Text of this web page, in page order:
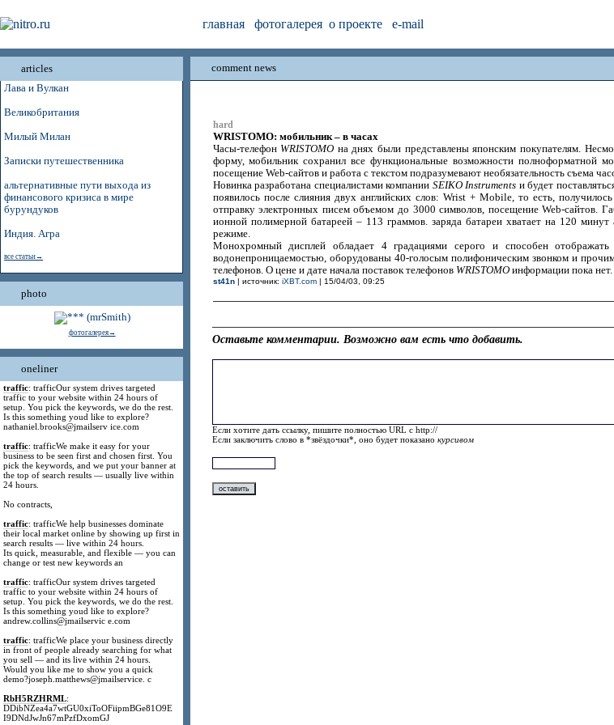
главная фотогалерея о проекте e-mail
articles
Лава и Вулкан
Великобритания
Милый Милан
Записки путешественника
альтернативные пути выхода из
финансового кризиса в мире
бурундуков
Индия. Агра
все статьи→
photo
фотогалерея→
oneliner
traffic: trafficOur system drives targeted
traffic to your website within 24 hours of
setup. You pick the keywords, we do the rest.
Is this something youd like to explore?
nathaniel.brooks@jmailserv ice.com
traffic: trafficWe make it easy for your
business to be seen first and chosen first. You
pick the keywords, and we put your banner at
the top of search results — usually live within
24 hours.
No contracts,
traffic: trafficWe help businesses dominate
their local market online by showing up first in
search results — live within 24 hours.
Its quick, measurable, and flexible — you can
change or test new keywords an
traffic: trafficOur system drives targeted
traffic to your website within 24 hours of
setup. You pick the keywords, we do the rest.
Is this something youd like to explore?
andrew.collins@jmailservic e.com
traffic: trafficWe place your business directly
in front of people already searching for what
you sell — and its live within 24 hours.
Would you like me to show you a quick
demo?joseph.matthews@jmailservice. c
RbH5RZHRML:
DDibNZea4a7wtGU0xiToOFiipmBGe81O9E
I9DNdJwJn67mPzfDxomGJ
comment news
hard
WRISTOMO: мобильник – в часах
Часы-телефон WRISTOMO на днях были представлены японским покупателям.
форму, мобильник сохранил все функциональные возможности полноформатной
посещение Web-сайтов и работа с текстом подразумевают необязательность съема
Новинка разработана специалистами компании SEIKO Instruments и будет
появилось после слияния двух английских слов: Wrist + Mobile, то есть,
отправку электронных писем объемом до 3000 символов, посещение Web-сайтов.
ионной полимерной батареей – 113 граммов. заряда батареи хватает на 120
режиме.
Монохромный дисплей обладает 4 градациями серого и способен
водонепроницаемостью, оборудованы 40-голосым полифоническим звонком и
телефонов. О цене и дате начала поставок телефонов WRISTOMOинформации пока нет.
st41n| источник: iXBT.com| 15/04/03, 09:25
Оставьте комментарии. Возможно вам есть что добавить.
Если хотите дать ссылку, пишите полностью URL с http://
Если заключить слово в *звёздочки*, оно будет показанокурсивом